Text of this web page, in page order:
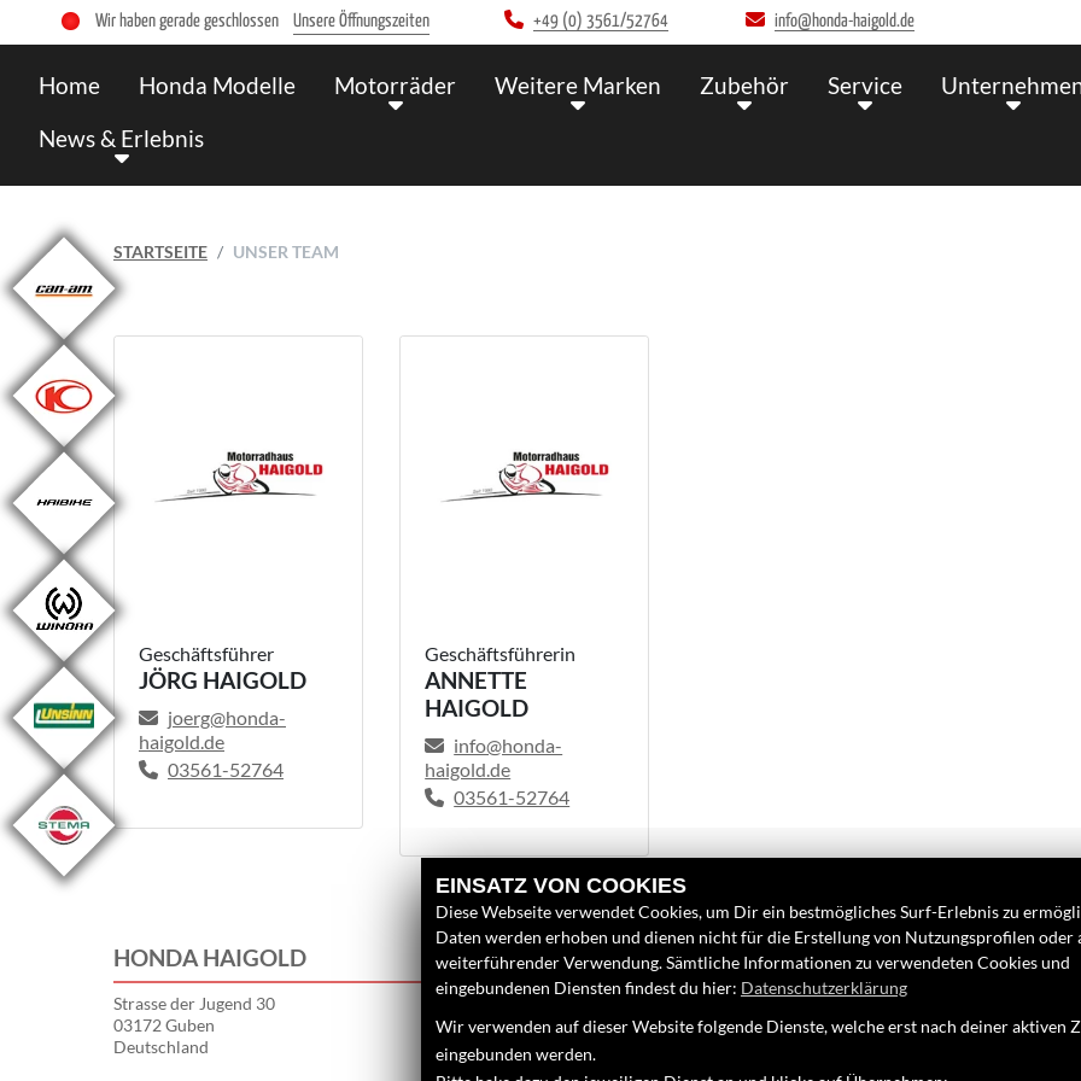
Wir haben gerade geschlossen Unsere Öffnungszeiten +49 (0) 3561/52764 info@honda-haigold.de
Home Honda Modelle Motorräder Weitere Marken Zubehör Service
News & Erlebnis
STARTSEITE UNSER TEAM
Geschäftsführer
JÖRG HAIGOLD
joerg@honda-
haigold.de
03561-52764
Geschäftsführerin
ANNETTE
HAIGOLD
info@honda-
haigold.de
03561-52764
HONDA HAIGOLD
Strasse der Jugend 30
03172 Guben
Deutschland
LINKS
Neufahrzeuge
Gebrauchtfahrzeuge
FINDEN SIE
EINSATZ VON COOKIES
Diese Webseite verwendet Cookies, um Dir ein bestmögliches Surf-Erlebnis zu
Daten werden erhoben und dienen nicht für die Erstellung von Nutzungsprofilen oder
weiterführender Verwendung. Sämtliche Informationen zu verwendeten Cookies und
eingebundenen Diensten findest du hier: Datenschutzerklärung
Wir verwenden auf dieser Website folgende Dienste, welche erst nach deiner aktiven
eingebunden werden.